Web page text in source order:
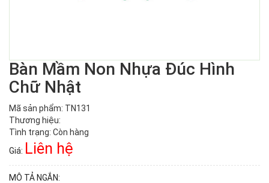
Bàn Mầm Non Nhựa Đúc Hình
Chữ Nhật
Mã sản phẩm: TN131
Thương hiệu:
Tình trạng: Còn hàng
Giá: Liên hệ
MÔ TẢ NGẮN: